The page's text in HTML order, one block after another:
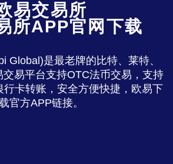
易交易所
所APP官网下载
Global)是最老牌的比特、莱特、
交易平台支持OTC法币交易，支持
行卡转账，安全方便快捷，欧易下
官方APP链接。